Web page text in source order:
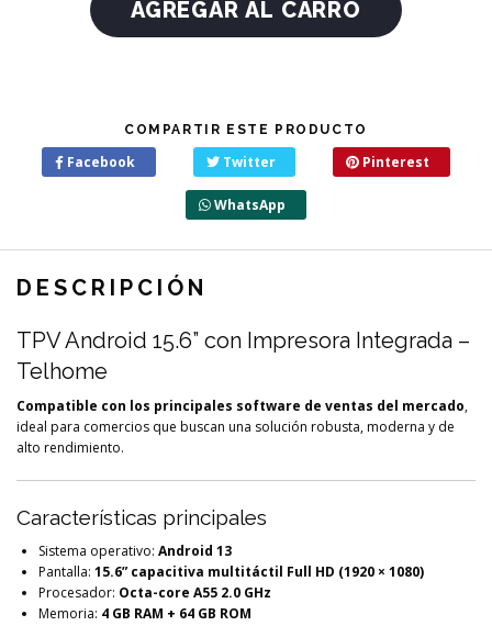
COMPARTIR ESTE PRODUCTO
Facebook Twitter Pinterest
WhatsApp
DESCRIPCIÓN
TPV Android 15.6” con Impresora Integrada –
Telhome
Compatible con los principales software de ventas del mercado,
ideal para comercios que buscan una solución robusta, moderna y de
alto rendimiento.
Características principales
Sistema operativo: Android 13
Pantalla: 15.6” capacitiva multitáctil Full HD (1920 × 1080)
Procesador: Octa-core A55 2.0 GHz
Memoria: 4 GB RAM + 64 GB ROM